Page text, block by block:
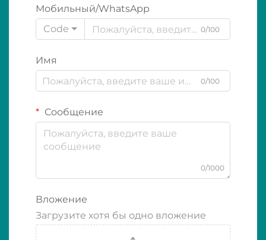
Мобильный/WhatsApp
Code
0/100
Имя
0/100
Сообщение
0/1000
Вложение
Загрузите хотя бы одно вложение